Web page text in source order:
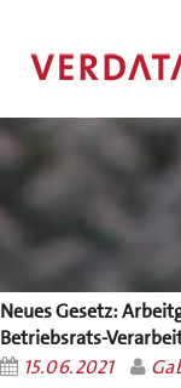
Neues Gesetz:
Betriebsrats-
15.06.2021